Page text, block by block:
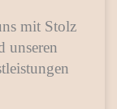
mit Stolz
unseren